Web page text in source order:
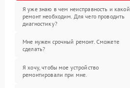
Я уже знаю в чем неисправность и какой
ремонт необходим. Для чего проводить
диагностику?
Мне нужен срочный ремонт. Сможете
сделать?
Я хочу, чтобы мое устройство
ремонтировали при мне.